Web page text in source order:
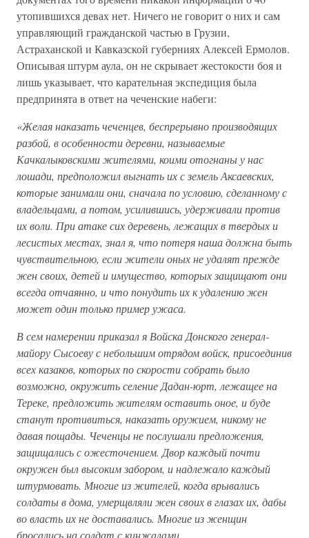
утопившихся девах нет. Ничего не говорит о них и сам
управляющий гражданской частью в Грузии,
Астраханской и Кавказской губерниях Алексей Ермолов.
Описывая штурм аула, он не скрывает жестокости боя и
лишь указывает, что карательная экспедиция была
предпринята в ответ на чеченские набеги:
«Желая наказать чеченцев, беспрерывно производящих
разбой, в особенности деревни, называемые
Качкалыковскими жителями, коими отогнаны у нас
лошади, предположил выгнать их с земель Аксаевских,
которые занимали они, сначала по условию, сделанному с
владельцами, а потом, усилившись, удерживали против
их воли. При атаке сих деревень, лежащих в твердых и
лесистых местах, знал я, что потеря наша должна быть
чувствительною, если жители оных не удалят прежде
жен своих, детей и имущество, которых защищают они
всегда отчаянно, и что понудить их к удалению жен
может один только пример ужаса.
В сем намерении приказал я Войска Донского генерал-
майору Сысоеву с небольшим отрядом войск, присоединив
всех казаков, которых по скорости собрать было
возможно, окружить селение Дадан-юрт, лежащее на
Тереке, предложить жителям оставить оное, и буде
станут противиться, наказать оружием, никому не
давая пощады. Чеченцы не послушали предложения,
защищались с ожесточением. Двор каждый почти
окружен был высоким забором, и надлежало каждый
штурмовать. Многие из жителей, когда врывались
солдаты в дома, умерщвляли жен своих в глазах их, дабы
во власть их не доставались. Многие из женщин
бросались на солдат с кинжалами.